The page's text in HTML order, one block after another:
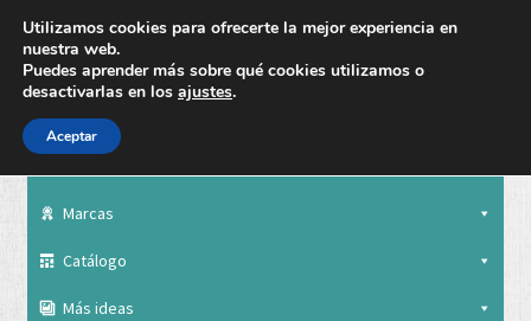
Marcas
Catálogo
Más ideas
Utilizamos cookies para ofrecerte la mejor experiencia en
nuestra web.
Puedes aprender más sobre qué cookies utilizamos o
desactivarlas en los ajustes.
Aceptar